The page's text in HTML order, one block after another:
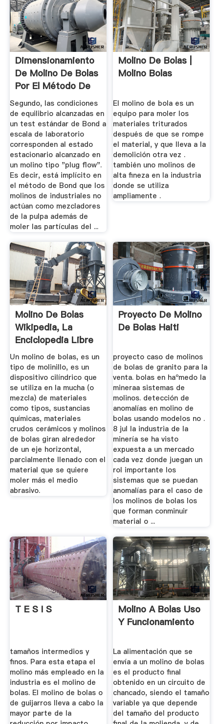
Dimensionamiento
De Molino De Bolas
Por El Método De
Bond ...
Segundo, las condiciones
de equilibrio alcanzadas en
un test estándar de Bond a
escala de laboratorio
corresponden al estado
estacionario alcanzado en
un molino tipo "plug flow".
Es decir, está implícito en
el método de Bond que los
molinos de industriales no
actúan como mezcladores
de la pulpa además de
moler las partículas del ...
Molino De Bolas |
Molino Bolas
El molino de bola es un
equipo para moler los
materiales triturados
después de que se rompe
el material, y que lleva a la
demolición otra vez .
también uno molinos de
alta fineza en la industria
donde se utiliza
ampliamente .
Molino De Bolas
Wikipedia, La
Enciclopedia Libre
Un molino de bolas, es un
tipo de molinillo, es un
dispositivo cilíndrico que
se utiliza en la mucha (o
mezcla) de materiales
como tipos, sustancias
químicas, materiales
crudos cerámicos y molinos
de bolas giran alrededor
de un eje horizontal,
parcialmente llenado con el
material que se quiere
moler más el medio
abrasivo.
Proyecto De Molino
De Bolas Haiti
proyecto caso de molinos
de bolas de granito para la
venta. bolas en haºmedo la
minera­a sistemas de
molinos. detección de
anomalías en molino de
bolas usando modelos no .
8 jul la industria de la
minería se ha visto
expuesta a un mercado
cada vez donde juegan un
rol importante los
sistemas que se puedan
anomalías para el caso de
los molinos de bolas los
que forman conminuir
material o ...
T E S I S
tamaños intermedios y
finos. Para esta etapa el
molino más empleado en la
industria es el molino de
bolas. El molino de bolas o
de guijarros lleva a cabo la
mayor parte de la
Molino A Bolas Uso
Y Funcionamiento
La alimentación que se
envía a un molino de bolas
es el producto final
obtenido en un circuito de
chancado, siendo el tamaño
variable ya que depende
del tamaño del producto